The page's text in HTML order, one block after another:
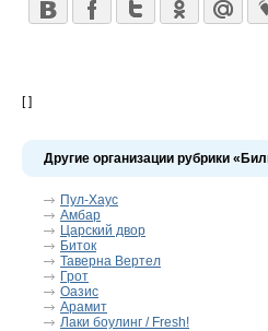
[ ]
Другие организации рубрики
Пул-Хаус
Амбар
Царский двор
Биток
Таверна Вертел
Грот
Оазис
Арамит
Лаки боулинг / Fresh!